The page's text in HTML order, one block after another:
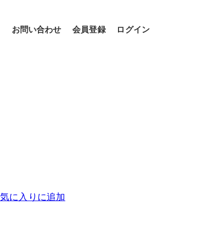
お問い合わせ 会員登録 ログイン
に入りに追加